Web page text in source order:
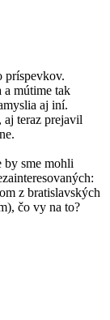
príspevkov.
a mútime tak
aj iní.
aj teraz prejavil
by sme mohli
z bratislavských
čo vy na to?